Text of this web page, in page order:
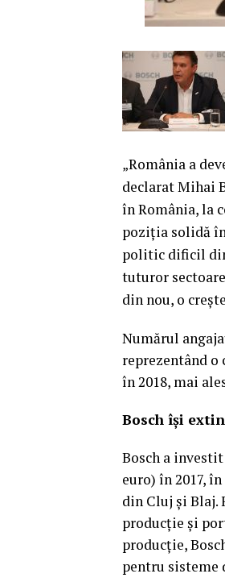
„România a
declarat Mihai
în România, la
poziţia solidă
politic dificil
tuturor
din nou, o
Numărul
reprezentând o
în 2018, mai
Bosch îşi
Bosch a
euro) în 2017,
din Cluj şi Blaj.
producţie şi
producţie,
pentru sisteme